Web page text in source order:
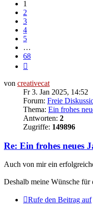
1
2
3
4
5
…
68
von creativecat
Fr 3. Jan 2025, 14:52
Forum: Freie
Thema: Ein frohes
Antworten: 2
Zugriffe: 149896
Re: Ein frohes neues
Auch von mir ein
Deshalb meine Wünsche
Rufe den Beitrag auf